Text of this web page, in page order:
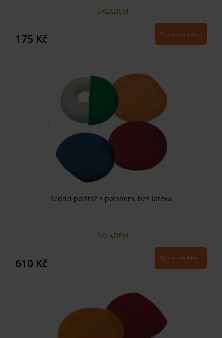
SKLADEM
175 Kč Vybrat variantu
Sedací polštář s potahem, bez latexu
SKLADEM
610 Kč Vybrat variantu